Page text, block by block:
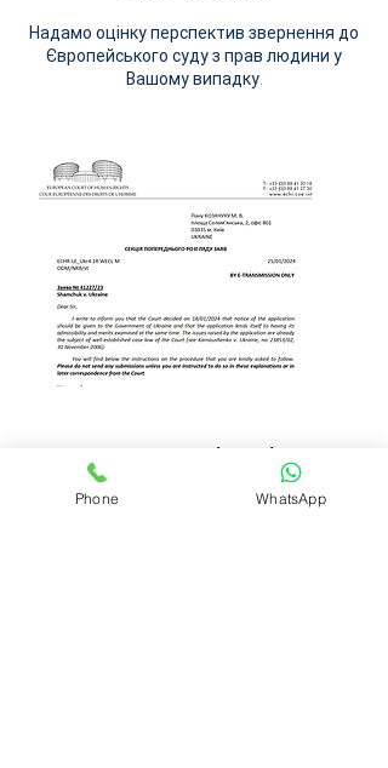
Надамо оцінку перспектив звернення до
Європейського суду з прав людини у
Вашому випадку.
Контактні дані
вулиця Визволення, 2,
Phone WhatsApp